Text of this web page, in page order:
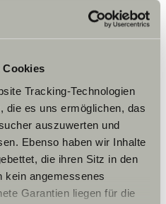
Cookies
Tracking-Technologien
die es uns ermöglichen, das
auszuwerten und
Ebenso haben wir Inhalte
die ihren Sitz in den
kein angemessenes
Garantien liegen für die
des cookies